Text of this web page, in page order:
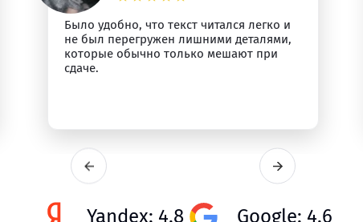
Было удобно, что текст читался легко и
не был перегружен лишними деталями,
которые обычно только мешают при
сдаче.
Yandex: 4.8 Google: 4.6